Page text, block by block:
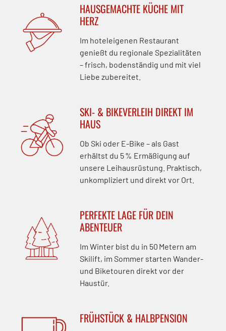
HAUSGEMACHTE KÜCHE MIT
HERZ
Im hoteleigenen Restaurant
genießt du regionale Spezialitäten
– frisch, bodenständig und mit viel
Liebe zubereitet.
SKI- & BIKEVERLEIH DIREKT IM
HAUS
Ob Ski oder E-Bike – als Gast
erhältst du 5 % Ermäßigung auf
unsere Leihausrüstung. Praktisch,
unkompliziert und direkt vor Ort.
PERFEKTE LAGE FÜR DEIN
ABENTEUER
Im Winter bist du in 50 Metern am
Skilift, im Sommer starten Wander-
und Biketouren direkt vor der
Haustür.
FRÜHSTÜCK & HALBPENSION